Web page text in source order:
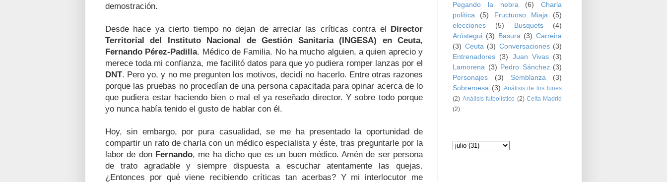
demostración.
Desde hace ya cierto tiempo no dejan de arreciar las críticas contra el Director
Territorial del Instituto Nacional de Gestión Sanitaria (INGESA) en Ceuta,
Fernando Pérez-Padilla. Médico de Familia. No ha mucho alguien, a quien aprecio y
merece toda mi confianza, me facilitó datos para que yo pudiera romper lanzas por el
DNT. Pero yo, y no me pregunten los motivos, decidí no hacerlo. Entre otras razones
porque las pruebas no procedían de una persona capacitada para opinar acerca de lo
que pudiera estar haciendo bien o mal el ya reseñado director. Y sobre todo porque
yo nunca había tenido el gusto de hablar con él.
Hoy, sin embargo, por pura casualidad, se me ha presentado la oportunidad de
compartir un rato de charla con un médico especialista y éste, tras preguntarle por la
labor de don Fernando, me ha dicho que es un buen médico. Amén de ser persona
de trato agradable y siempre dispuesta a escuchar atentamente las quejas.
¿Entonces por qué viene recibiendo críticas tan acerbas? Y mi interlocutor me
Pegando la hebra
(6)
Charla
política
(5) Fructuoso Miaja
(5)
elecciones
(5) Busquets
(4)
Aróstegui (3) Basura (3) Carreira
(3) Ceuta (3) Conversaciones (3)
Entrenadores (3) Juan Vivas
(3)
Lamorena (3) Pedro Sánchez (3)
Personajes
(3) Semblanza
(3)
Sobremesa (3) Análisis de los lunes
(2) Análisis futbolístico (2) Celta-Madrid
(2)